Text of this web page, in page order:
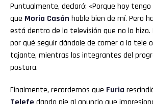
Puntualmente, declaró: «Porque hoy tengo
que Moria Casán hable bien de mí. Pero
está dentro de la televisión que no lo
por qué seguir dándole de comer a la tele
tajante, mientras los integrantes del
postura.
Finalmente, recordemos que Furia